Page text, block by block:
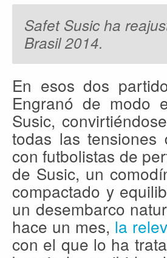
Safet Susic ha
Brasil 2014.
En esos dos
Engranó de modo
Susic,
todas las tensiones
con futbolistas de
de Susic, un
compactado y
un desembarco
hace un mes, la
con el que lo ha